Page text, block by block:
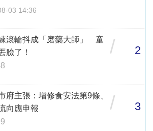
03 14:36
滾輪抖成「磨藥大師」 童
臉了！
/ 2
主張：增修食安法第9條、
向應申報
/ 3